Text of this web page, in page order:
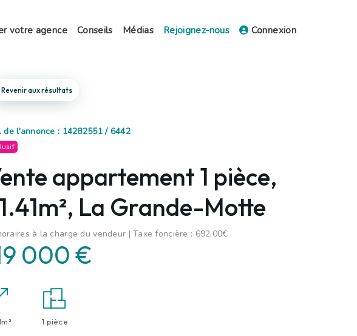
votre agence Conseils Médias Rejoignez-nous Connexion
Revenir aux résultats
de l'annonce : 14282551 / 6442
appartement 1 pièce,
La Grande-Motte
à la charge du vendeur | Taxe foncière : 692,00€
000 €
1 pièce